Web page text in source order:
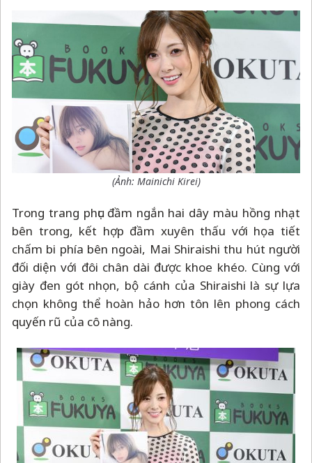
(Ảnh: Mainichi Kirei)
Trong trang phục đầm ngắn hai dây màu hồng nhạt
bên trong, kết hợp đầm xuyên thấu với họa tiết
chấm bi phía bên ngoài, Mai Shiraishi thu hút người
đối diện với đôi chân dài được khoe khéo. Cùng với
giày đen gót nhọn, bộ cánh của Shiraishi là sự lựa
chọn không thể hoàn hảo hơn tôn lên phong cách
quyến rũ của cô nàng.